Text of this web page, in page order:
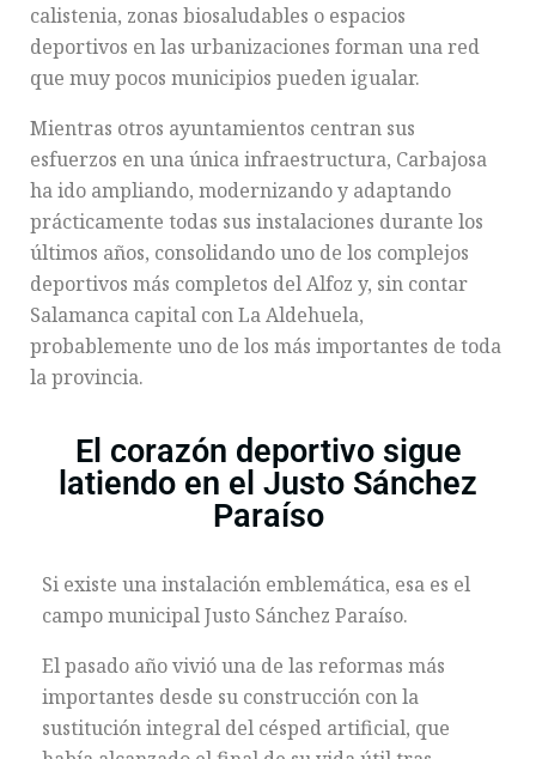
calistenia, zonas biosaludables o espacios
deportivos en las urbanizaciones forman una red
que muy pocos municipios pueden igualar.
Mientras otros ayuntamientos centran sus
esfuerzos en una única infraestructura, Carbajosa
ha ido ampliando, modernizando y adaptando
prácticamente todas sus instalaciones durante los
últimos años, consolidando uno de los complejos
deportivos más completos del Alfoz y, sin contar
Salamanca capital con La Aldehuela,
probablemente uno de los más importantes de toda
la provincia.
El corazón deportivo sigue
latiendo en el Justo Sánchez
Paraíso
Si existe una instalación emblemática, esa es el
campo municipal Justo Sánchez Paraíso.
El pasado año vivió una de las reformas más
importantes desde su construcción con la
sustitución integral del césped artificial, que